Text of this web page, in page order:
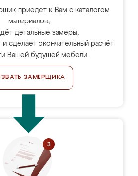
приедет к Вам с каталогом
материалов,
детальные замеры,
и сделает окончательный расчёт
Вашей будущей мебели.
ЗАМЕРЩИКА